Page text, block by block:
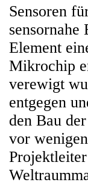
Sensoren
Element
Mikrochip
verewigt
entgegen
den Bau
vor